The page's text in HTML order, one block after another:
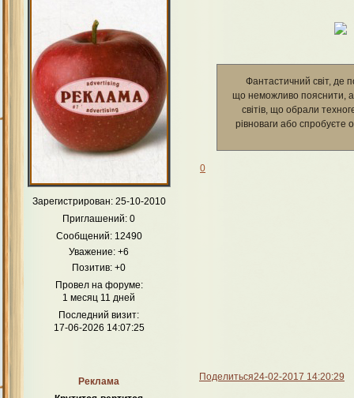
Зарегистрирован: 25-10-2010
Приглашений: 0
Сообщений:12490
Уважение: +6
Позитив: +0
Провел на форуме:
1 месяц 11 дней
Последний визит:
17-06-2026 14:07:25
Фантастичний світ, де
що неможливо пояснити, а
світів, що обрали
рівноваги або спробуєте
0
Поделиться24-02-2017 14:20:29
Реклама